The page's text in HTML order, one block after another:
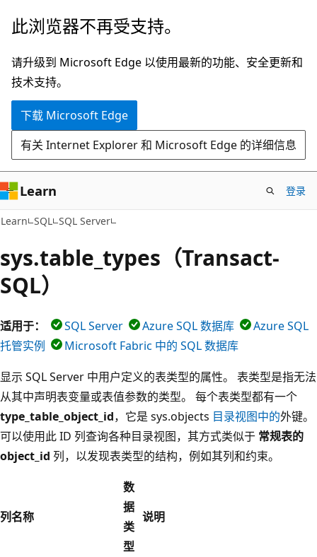
跳
主
要
内
此浏览器不再受支持。
请升级到 Microsoft Edge 以使用最新的功能、安全更新和
技术支持。
下载 Microsoft Edge
有关 Internet Explorer 和 Microsoft Edge 的详细信息
Learn 登录
Learn SQL SQL Server
sys.table_types（Transact-
SQL）
适用于： SQL Server Azure SQL 数据库
Azure SQL
托管实例
Microsoft Fabric 中的 SQL 数据库
显示 SQL Server 中用户定义的表类型的属性。 表类型是指无法
从其中声明表变量或表值参数的类型。 每个表类型都有一个
type_table_object_id，它是 sys.objects 目录视图中的外键。
可以使用此 ID 列查询各种目录视图，其方式类似于 常规表的
object_id 列，以发现表类型的结构，例如其列和约束。
列名称
数
据
类
型
说明